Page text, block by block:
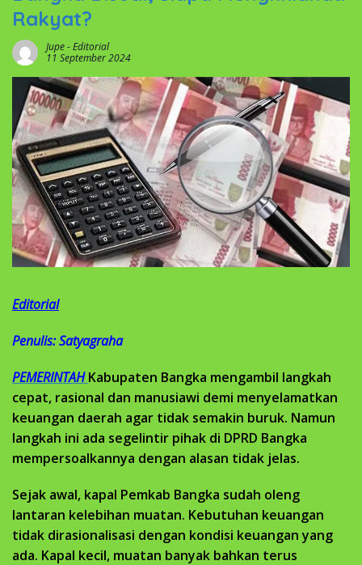
Rakyat?
Jupe-Editorial
11 September 2024
Editorial
Penulis: Satyagraha
PEMERINTAH Kabupaten Bangka mengambil langkah
cepat, rasional dan manusiawi demi menyelamatkan
keuangan daerah agar tidak semakin buruk. Namun
langkah ini ada segelintir pihak di DPRD Bangka
mempersoalkannya dengan alasan tidak jelas.
Sejak awal, kapal Pemkab Bangka sudah oleng
lantaran kelebihan muatan. Kebutuhan keuangan
tidak dirasionalisasi dengan kondisi keuangan yang
ada. Kapal kecil, muatan banyak bahkan terus